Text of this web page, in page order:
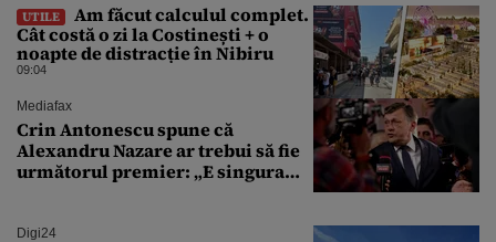
UTILE
Am făcut calculul complet.
Cât costă o zi la Costinești + o
noapte de distracție în Nibiru
09:04
Mediafax
Crin Antonescu spune că
Alexandru Nazare ar trebui să fie
următorul premier: „E singura
Digi24